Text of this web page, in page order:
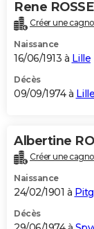
Rene
Créer une
Naissance
16/06/1913 à Lille
Décès
09/09/1974 à Lille
Albertine
Créer une
Naissance
24/02/1901 à
Décès